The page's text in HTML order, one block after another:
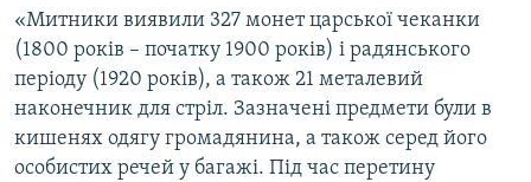
«Митники виявили 327 монет царської чеканки
(1800 років – початку 1900 років) і радянського
періоду (1920 років), а також 21 металевий
наконечник для стріл. Зазначені предмети були в
кишенях одягу громадянина, а також серед його
особистих речей у багажі. Під час перетину